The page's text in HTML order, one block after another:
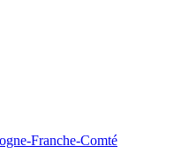
Franche-Comté